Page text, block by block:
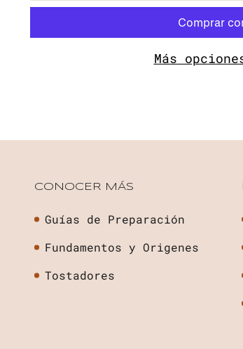
Más
CONOCER MÁS
Guías de Preparación
Fundamentos y Origenes
Tostadores